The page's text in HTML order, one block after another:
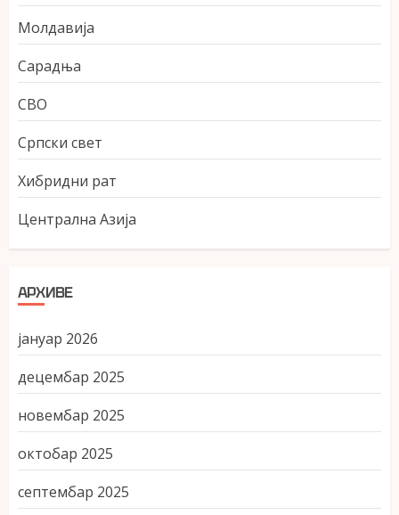
Молдавија
Сарадња
СВО
Српски свет
Хибридни рат
Централна Азија
АРХИВЕ
јануар 2026
децембар 2025
новембар 2025
октобар 2025
септембар 2025